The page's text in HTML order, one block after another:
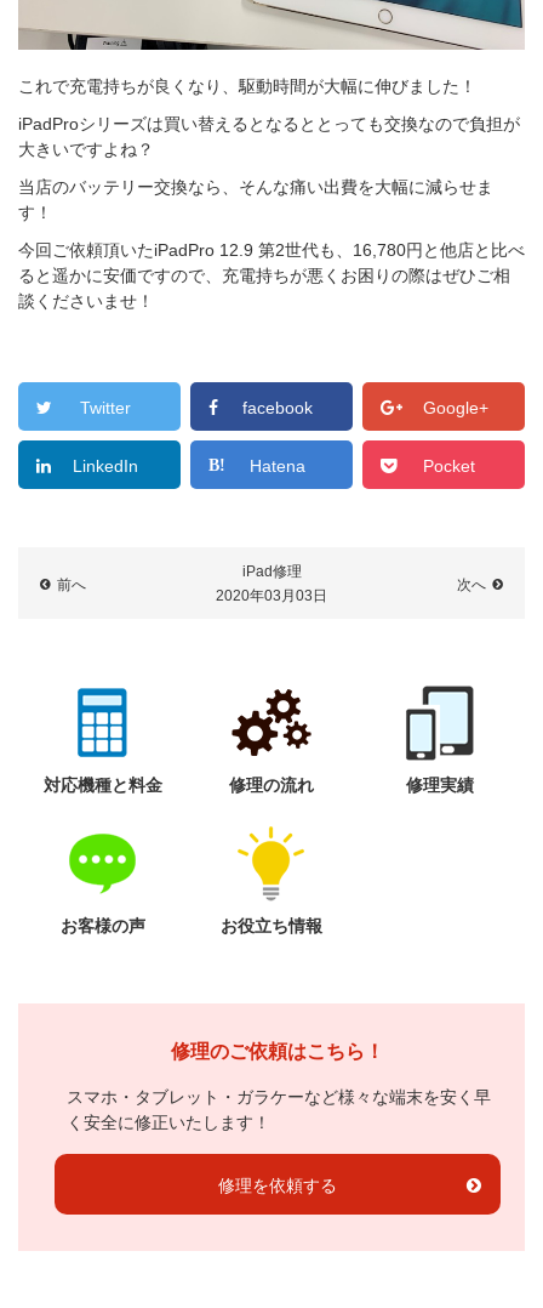
これで充電持ちが良くなり、駆動時間が大幅に伸びました！
iPadProシリーズは買い替えるとなるととっても交換なので負担が
大きいですよね？
当店のバッテリー交換なら、そんな痛い出費を大幅に減らせま
す！
今回ご依頼頂いたiPadPro 12.9 第2世代も、16,780円と他店と比べ
ると遥かに安価ですので、充電持ちが悪くお困りの際はぜひご相
談くださいませ！
Twitter facebook Google+
LinkedIn Hatena Pocket
iPad修理
2020年03月03日
前へ 次へ
対応機種と料金 修理の流れ 修理実績
お客様の声 お役立ち情報
修理のご依頼はこちら！
スマホ・タブレット・ガラケーなど様々な端末を安く早
く安全に修正いたします！
修理を依頼する